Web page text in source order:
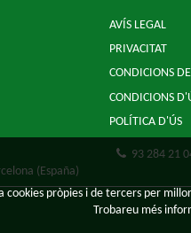
AVÍS LEGAL
PRIVACITAT
CONDICIONS
CONDICIONS
POLÍTICA D'ÚS
(España)
93 284 21
cookies pròpies i de tercers per
Trobareu més